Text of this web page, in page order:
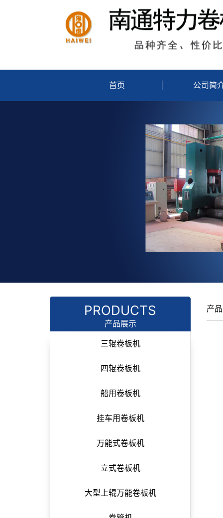
首页 公司简
PRODUCTS
产品展示
三辊卷板机
四辊卷板机
船用卷板机
挂车用卷板机
万能式卷板机
立式卷板机
大型上辊万能卷板机
产